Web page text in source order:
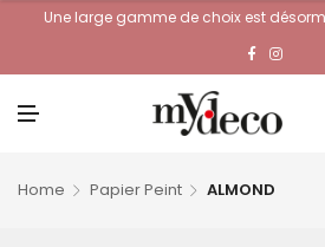
Une large gamme de choix est
Home Papier Peint ALMOND